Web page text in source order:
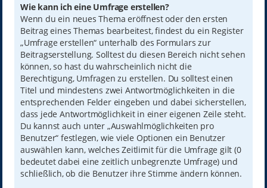
Wie kann ich eine Umfrage erstellen?
Wenn du ein neues Thema eröffnest oder den ersten
Beitrag eines Themas bearbeitest, findest du ein Register
„Umfrage erstellen“ unterhalb des Formulars zur
Beitragserstellung. Solltest du diesen Bereich nicht sehen
können, so hast du wahrscheinlich nicht die
Berechtigung, Umfragen zu erstellen. Du solltest einen
Titel und mindestens zwei Antwortmöglichkeiten in die
entsprechenden Felder eingeben und dabei sicherstellen,
dass jede Antwortmöglichkeit in einer eigenen Zeile steht.
Du kannst auch unter „Auswahlmöglichkeiten pro
Benutzer“ festlegen, wie viele Optionen ein Benutzer
auswählen kann, welches Zeitlimit für die Umfrage gilt (0
bedeutet dabei eine zeitlich unbegrenzte Umfrage) und
schließlich, ob die Benutzer ihre Stimme ändern können.